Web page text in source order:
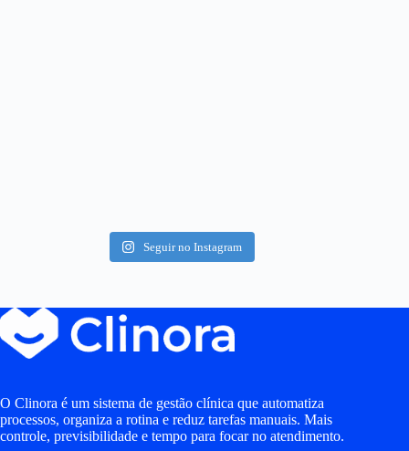
Seguir no Instagram
O Clinora é um sistema de gestão clínica que automatiza
processos, organiza a rotina e reduz tarefas manuais. Mais
controle, previsibilidade e tempo para focar no atendimento.